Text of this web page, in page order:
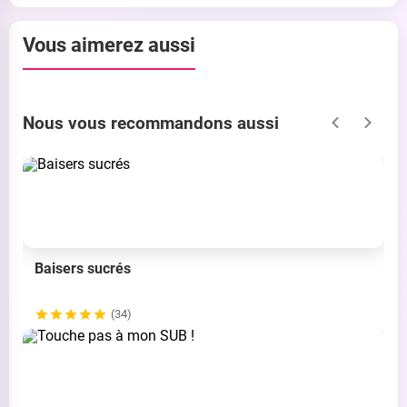
Vous aimerez aussi
Nous vous recommandons aussi
Baisers sucrés
(34)